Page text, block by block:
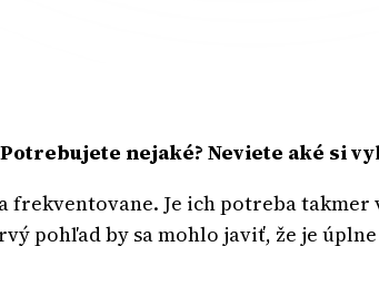
nejaké? Neviete aké si
frekventovane. Je ich potreba
pohľad by sa mohlo javiť, že je